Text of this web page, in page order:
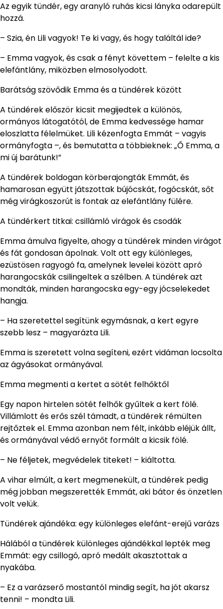
Az egyik tündér, egy aranyló ruhás kicsi lányka odarepült
hozzá.
– Szia, én Lili vagyok! Te ki vagy, és hogy találtál ide?
– Emma vagyok, és csak a fényt követtem – felelte a kis
elefántlány, miközben elmosolyodott.
Barátság szövődik Emma és a tündérek között
A tündérek először kicsit megijedtek a különös,
ormányos látogatótól, de Emma kedvessége hamar
eloszlatta félelmüket. Lili kézenfogta Emmát – vagyis
ormányfogta –, és bemutatta a többieknek: „Ő Emma, a
mi új barátunk!”
A tündérek boldogan körberajongták Emmát, és
hamarosan együtt játszottak bújócskát, fogócskát, sőt
még virágkoszorút is fontak az elefántlány fülére.
A tündérkert titkai: csillámló virágok és csodák
Emma ámulva figyelte, ahogy a tündérek minden virágot
és fát gondosan ápolnak. Volt ott egy különleges,
ezüstösen ragyogó fa, amelynek levelei között apró
harangocskák csilingeltek a szélben. A tündérek azt
mondták, minden harangocska egy-egy jócselekedet
hangja.
– Ha szeretettel segítünk egymásnak, a kert egyre
szebb lesz – magyarázta Lili.
Emma is szeretett volna segíteni, ezért vidáman locsolta
az ágyásokat ormányával.
Emma megmenti a kertet a sötét felhőktől
Egy napon hirtelen sötét felhők gyűltek a kert fölé.
Villámlott és erős szél támadt, a tündérek rémülten
rejtőztek el. Emma azonban nem félt, inkább eléjük állt,
és ormányával védő ernyőt formált a kicsik fölé.
– Ne féljetek, megvédelek titeket! – kiáltotta.
A vihar elmúlt, a kert megmenekült, a tündérek pedig
még jobban megszerették Emmát, aki bátor és önzetlen
volt velük.
Tündérek ajándéka: egy különleges elefánt-erejű varázs
Hálából a tündérek különleges ajándékkal lepték meg
Emmát: egy csillogó, apró medált akasztottak a
nyakába.
– Ez a varázserő mostantól mindig segít, ha jót akarsz
tenni! – mondta Lili.